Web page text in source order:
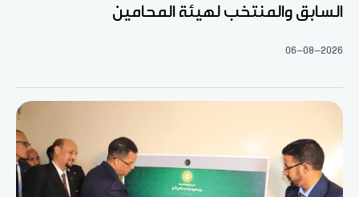
السابق والمنتخب لهيئة المحامين
06-08-2026